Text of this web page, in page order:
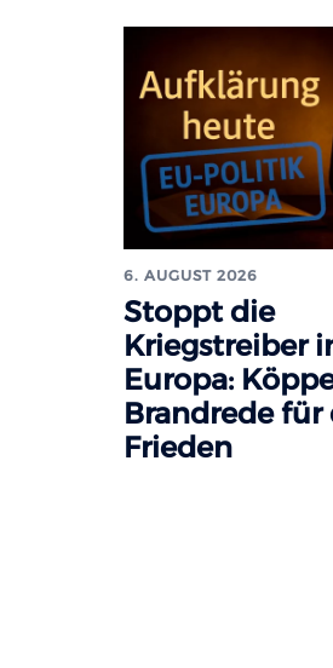
6. AUGUST 2026
Stoppt die
Kriegstreiber
Europa:
Brandrede für
Frieden